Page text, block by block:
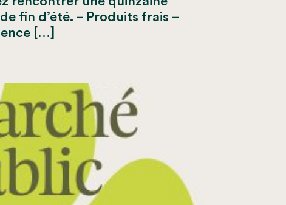
fin d’été. – Produits frais –
[…]